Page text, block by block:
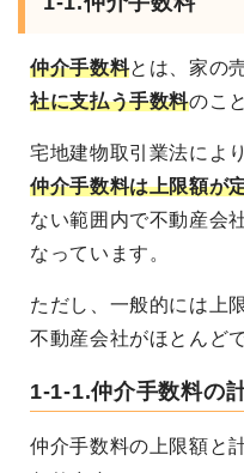
仲介手数料とは、家の
社に支払う手数料のこ
宅地建物取引業法により
仲介手数料は上限額が
ない範囲内で不動産会
なっています。
ただし、一般的には上
不動産会社がほとんど
1-1-1.仲介手数料の
仲介手数料の上限額と